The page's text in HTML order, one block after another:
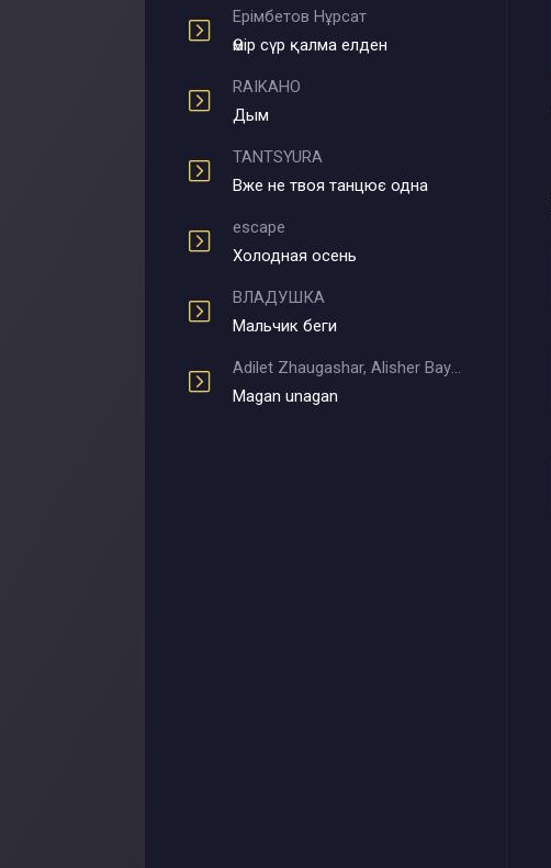
Ерімбетов Нұрсат
Өмір сүр қалма елден
RAIKAHO
Дым
TANTSYURA
Вже не твоя танцює одна
escape
Холодная осень
ВЛАДУШКА
Мальчик беги
Adilet Zhaugashar, Alisher Bayniyazov
Magan unagan